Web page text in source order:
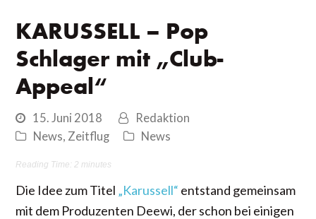
teilenteilen teilenteilenEmail
KARUSSELL – Pop
Schlager mit „Club-
Appeal“
15. Juni 2018
Redaktion
News, Zeitflug News
Reading Time:2 minutes
Die Idee zum Titel „Karussell“ entstand gemeinsam
mit dem Produzenten Deewi, der schon bei einigen